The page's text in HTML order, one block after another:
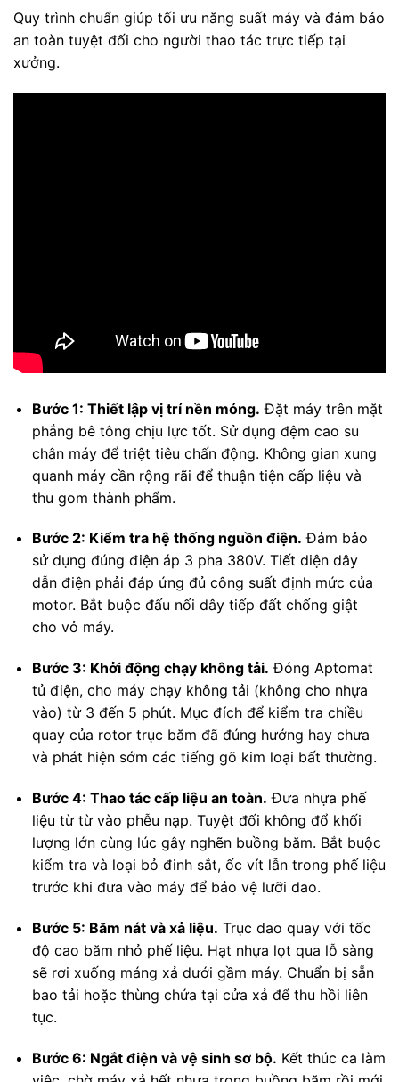
Quy trình chuẩn giúp tối ưu năng suất máy và đảm bảo
an toàn tuyệt đối cho người thao tác trực tiếp tại
xưởng.
Bước 1: Thiết lập vị trí nền móng. Đặt máy trên mặt
phẳng bê tông chịu lực tốt. Sử dụng đệm cao su
chân máy để triệt tiêu chấn động. Không gian xung
quanh máy cần rộng rãi để thuận tiện cấp liệu và
thu gom thành phẩm.
Bước 2: Kiểm tra hệ thống nguồn điện. Đảm bảo
sử dụng đúng điện áp 3 pha 380V. Tiết diện dây
dẫn điện phải đáp ứng đủ công suất định mức của
motor. Bắt buộc đấu nối dây tiếp đất chống giật
cho vỏ máy.
Bước 3: Khởi động chạy không tải. Đóng Aptomat
tủ điện, cho máy chạy không tải (không cho nhựa
vào) từ 3 đến 5 phút. Mục đích để kiểm tra chiều
quay của rotor trục băm đã đúng hướng hay chưa
và phát hiện sớm các tiếng gõ kim loại bất thường.
Bước 4: Thao tác cấp liệu an toàn. Đưa nhựa phế
liệu từ từ vào phễu nạp. Tuyệt đối không đổ khối
lượng lớn cùng lúc gây nghẽn buồng băm. Bắt buộc
kiểm tra và loại bỏ đinh sắt, ốc vít lẫn trong phế liệu
trước khi đưa vào máy để bảo vệ lưỡi dao.
Bước 5: Băm nát và xả liệu. Trục dao quay với tốc
độ cao băm nhỏ phế liệu. Hạt nhựa lọt qua lỗ sàng
sẽ rơi xuống máng xả dưới gầm máy. Chuẩn bị sẵn
bao tải hoặc thùng chứa tại cửa xả để thu hồi liên
tục.
Bước 6: Ngắt điện và vệ sinh sơ bộ. Kết thúc ca làm